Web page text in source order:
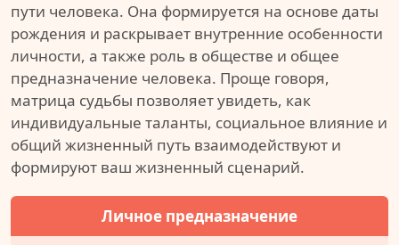
пути человека. Она формируется на основе даты
рождения и раскрывает внутренние особенности
личности, а также роль в обществе и общее
предназначение человека. Проще говоря,
матрица судьбы позволяет увидеть, как
индивидуальные таланты, социальное влияние и
общий жизненный путь взаимодействуют и
формируют ваш жизненный сценарий.
Личное предназначение